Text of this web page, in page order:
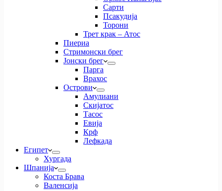
Сарти
Псакудија
Торони
Трет крак – Атос
Пиериа
Стримонски брег
Јонски брег
Парга
Врахос
Острови
Амулиани
Скијатос
Тасос
Евија
Крф
Лефкада
Египет
Хургада
Шпанија
Коста Брава
Валенсија